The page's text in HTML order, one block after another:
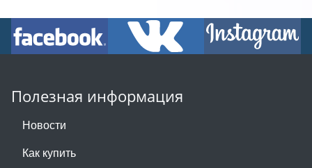
Полезная информация
Новости
Как купить